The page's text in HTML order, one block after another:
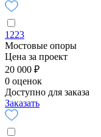
1223
Мостовые опоры
Цена за проект
20 000 ₽
0 оценок
Доступно для заказа
Заказать